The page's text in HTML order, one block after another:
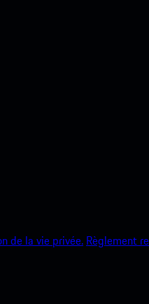
de la vie privée. Règlement